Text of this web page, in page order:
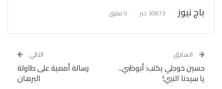
باج نيوز 30873 خبر 0 تعليق
السابق
حسين خوجلي يكتب: أبوظبي..
يا سيدنا النبي!
التالي
رسالة أممية على طاولة
البرهان